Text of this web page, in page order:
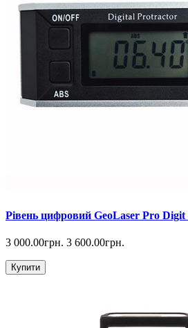
Рівень цифровий GeoLaser Pro
3 000.00грн. 3 600.00грн.
Купити